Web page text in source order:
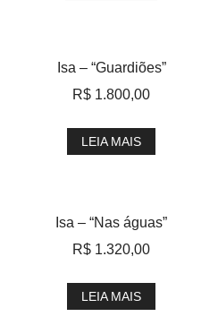
Isa – “Guardiões”
R$ 1.800,00
LEIA MAIS
Isa – “Nas águas”
R$ 1.320,00
LEIA MAIS